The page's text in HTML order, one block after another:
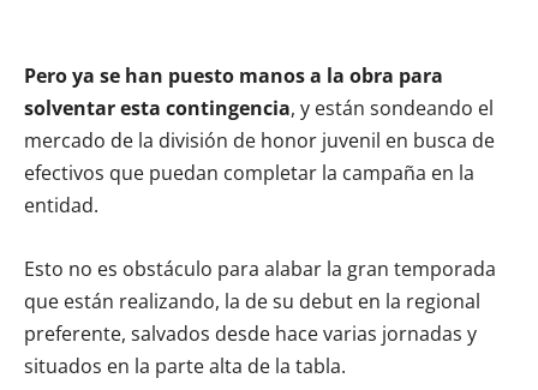
Pero ya se han puesto manos a la obra para
solventar esta contingencia, y están sondeando el
mercado de la división de honor juvenil en busca de
efectivos que puedan completar la campaña en la
entidad.
Esto no es obstáculo para alabar la gran temporada
que están realizando, la de su debut en la regional
preferente, salvados desde hace varias jornadas y
situados en la parte alta de la tabla.